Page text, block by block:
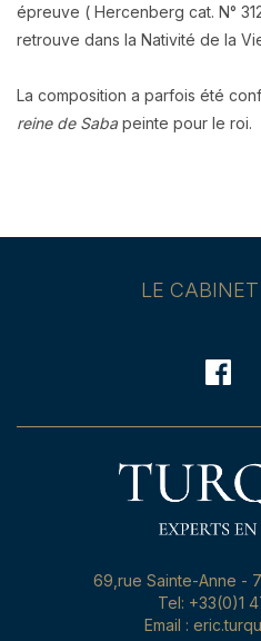
épreuve ( Hercenberg cat. N°
retrouve dans la Nativité de la
La composition a parfois été
reine de Saba peinte pour le roi.
LE
69,rue Sainte-Anne -
Tel: +33(0)1
Email :